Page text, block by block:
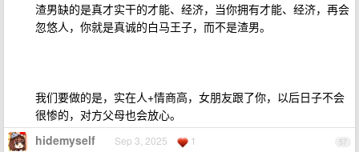
渣男缺的是真才实干的才能、经济，当你拥有才能、经济，再会
忽悠人，你就是真诚的白马王子，而不是渣男。
我们要做的是，实在人+情商高，女朋友跟了你，以后日子不会
很惨的，对方父母也会放心。
57
hidemyself Sep 3, 2025 1